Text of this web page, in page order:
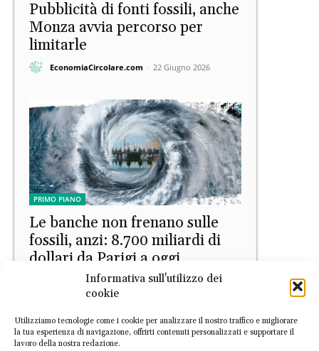
Informativa sull'utilizzo dei
cookie
Utilizziamo tecnologie come i cookie per analizzare il nostro traffico e migliorare
la tua esperienza di navigazione, offrirti contenuti personalizzati e supportare il
lavoro della nostra redazione.
Pubblicità di fonti fossili, anche
Monza avvia percorso per
limitarle
EconomiaCircolare.com - 22 Giugno 2026
PRIMO PIANO
Le banche non frenano sulle
fossili, anzi: 8.700 miliardi di
dollari da Parigi a oggi
Daniele Di Stefano - 15 Giugno 2026